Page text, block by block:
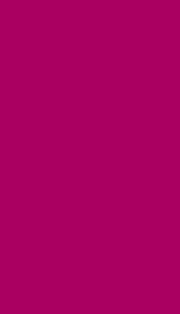
maandagochtend
Dit
terugkijken